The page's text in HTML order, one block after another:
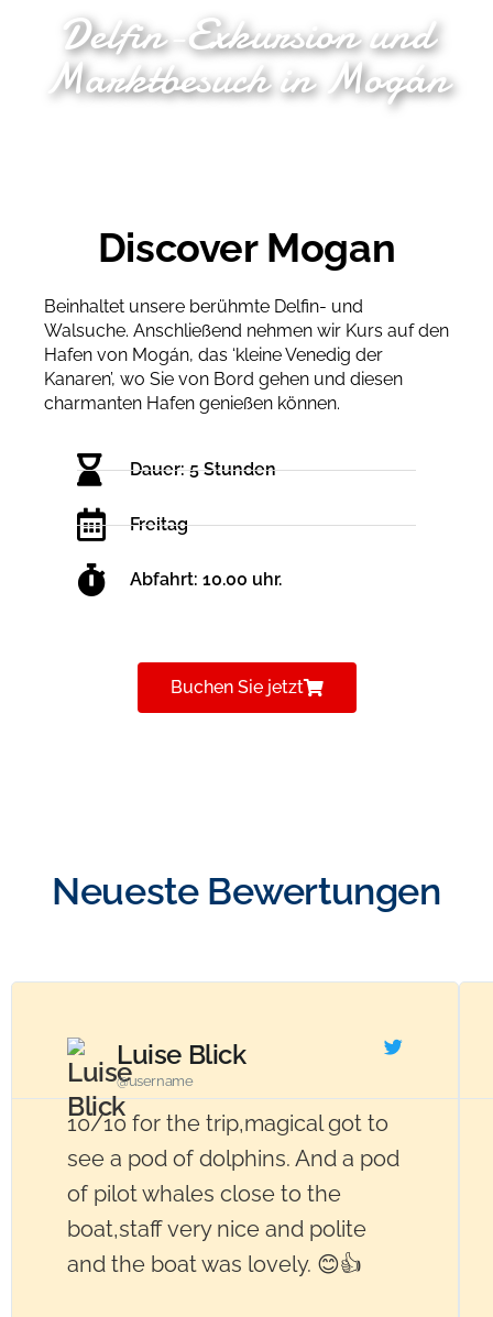
Delfin-Exkursion und
Marktbesuch in Mogán
Discover Mogan
Beinhaltet unsere berühmte Delfin- und
Walsuche. Anschließend nehmen wir Kurs auf den
Hafen von Mogán, das ‘kleine Venedig der
Kanaren’, wo Sie von Bord gehen und diesen
charmanten Hafen genießen können.
Dauer: 5 Stunden
Freitag
Abfahrt: 10.00 uhr.
Buchen Sie jetzt
Neueste Bewertungen
Luise Blick
@username
10/10 for the trip,magical got to
see a pod of dolphins. And a pod
of pilot whales close to the
boat,staff very nice and polite
and the boat was lovely. 😊👍